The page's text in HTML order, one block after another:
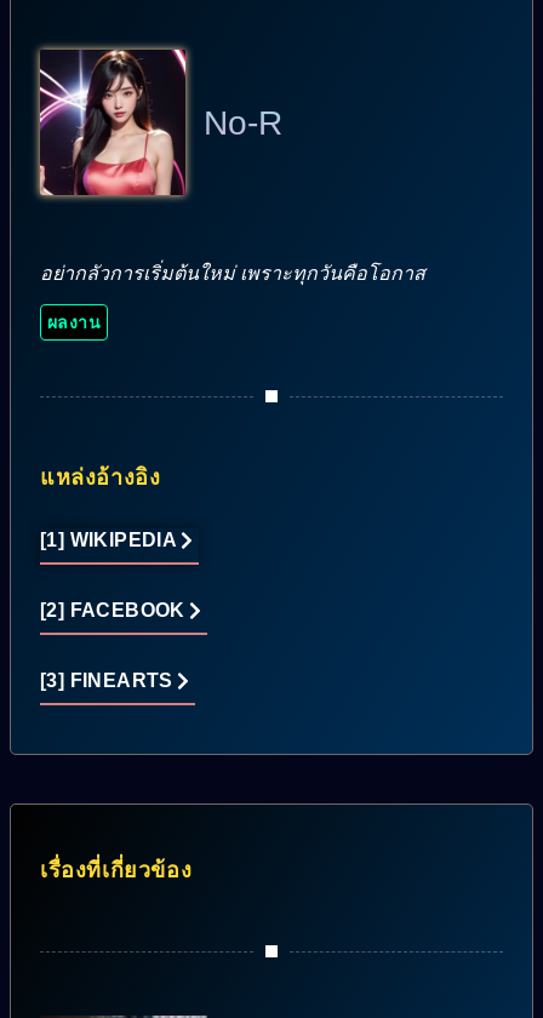
No-R
อย่ากลัวการเริ่มต้นใหม่ เพราะทุกวันคือโอกาส
ผลงาน
แหล่งอ้างอิง
[1] WIKIPEDIA
[2] FACEBOOK
[3] FINEARTS
เรื่องที่เกี่ยวข้อง